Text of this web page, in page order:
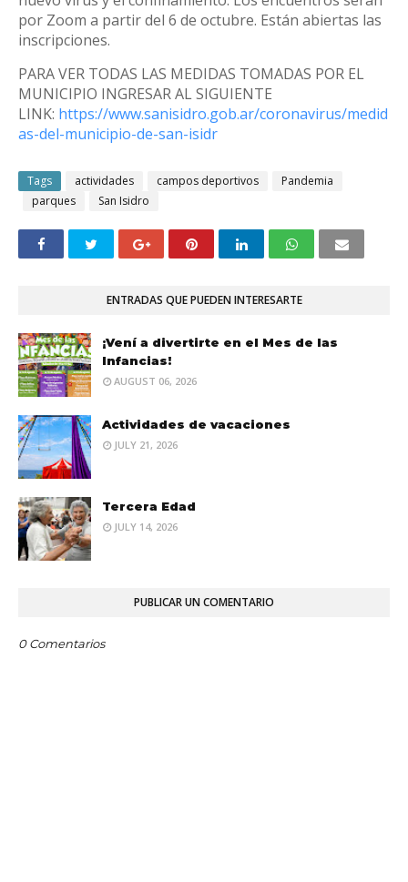
por Zoom a partir del 6 de octubre. Están abiertas las
inscripciones.
PARA VER TODAS LAS MEDIDAS TOMADAS POR EL
MUNICIPIO INGRESAR AL SIGUIENTE
LINK: https://www.sanisidro.gob.ar/coronavirus/medid
as-del-municipio-de-san-isidr
Tags actividades campos deportivos
Pandemia
parques
San Isidro
ENTRADAS QUE PUEDEN INTERESARTE
¡Vení a divertirte en el Mes de las
Infancias!
AUGUST 06, 2026
Actividades de vacaciones
JULY 21, 2026
Tercera Edad
JULY 14, 2026
PUBLICAR UN COMENTARIO
0 Comentarios